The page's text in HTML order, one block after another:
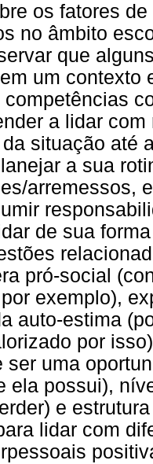
os fatores
no âmbito
que
um contexto
a lidar
situação até
a sua
arremessos,
de sua
pró-social
exemplo),
auto-estima
por
ser uma
ela possui),
e
lidar com